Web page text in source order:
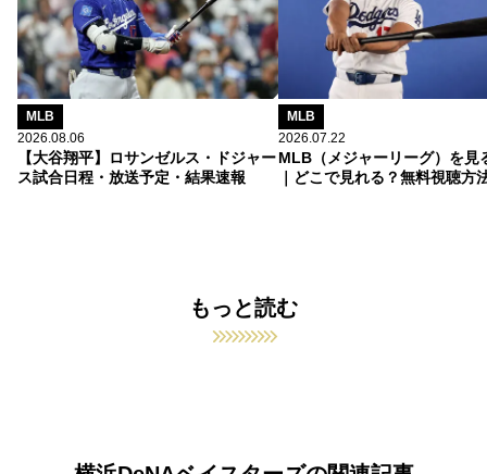
MLB
2026.08.06
【大谷翔平】ロサンゼルス・ドジャー
ス試合日程・放送予定・結果速報
MLB
2026.07.22
MLB（メジャーリーグ）を見
｜どこで見れる？無料視聴方
もっと読む